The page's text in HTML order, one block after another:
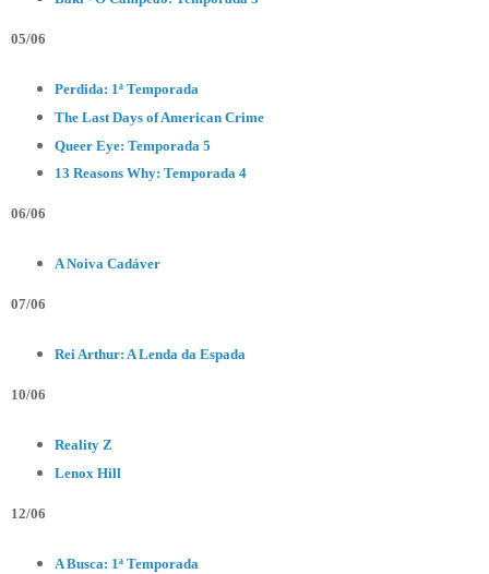
05/06
Perdida: 1ª Temporada
The Last Days of American Crime
Queer Eye: Temporada 5
13 Reasons Why: Temporada 4
06/06
A Noiva Cadáver
07/06
Rei Arthur: A Lenda da Espada
10/06
Reality Z
Lenox Hill
12/06
A Busca: 1ª Temporada